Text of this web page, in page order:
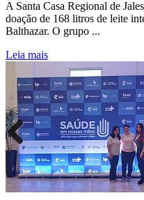
Previous
A Santa Casa Regional de
doação de 168 litros de leite
Balthazar. O grupo ...
Leia mais